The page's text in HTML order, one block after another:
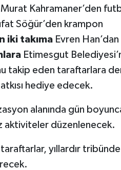
Kahramaner’den
Söğür’den krampon
iki takımaEvren
Etimesgut
takip eden taraftarlara
hediye edecek.
alanında gün
aktiviteler düzenlenecek.
taraftarlar, yıllardır